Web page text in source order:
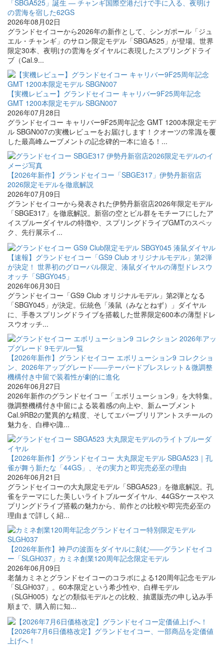
「SBGA525」誕生 ― チャンギ国際空港だけで手に入る、夜明け
の雲海を宿した62GS
2026年08月02日
グランドセイコーから2026年の新作として、シンガポール「ジュ
エル・チャンギ」のサロン限定モデル「SBGA525」が登場。世界
限定30本、夜明けの雲海をダイヤルに表現したスプリングドライ
ブ（Cal.9...
【実機レビュー】グランドセイコー キャリバー9F25周年記念
GMT 1200本限定モデル SBGN007
2026年07月28日
グランドセイコー キャリバー9F25周年記念 GMT 1200本限定モデ
ル SBGN007の実機レビューをお届けします！クオーツの常識を覆
した最高峰ムーブメントの記念碑的一本に迫る！...
【2026年新作】グランドセイコー「SBGE317」伊勢丹新宿店
2026限定モデルを徹底解説
2026年07月09日
グランドセイコーから発表された伊勢丹新宿店2026年限定モデル
「SBGE317」を徹底解説。新宿の空とビル群をモチーフにしたア
イスブルーダイヤルの特徴や、スプリングドライブGMTのスペッ
ク、先行展示イ...
【速報】グランドセイコー「GS9 Club オリジナルモデル」第2弾
が決定！ 世界初のグローバル限定、湊鼠ダイヤルの薄型ドレスウ
オッチ「SBGY045」
2026年06月30日
グランドセイコー「GS9 Club オリジナルモデル」第2弾となる
「SBGY045」が決定。伝統色「湊鼠（みなとねず）」ダイヤル
に、手巻スプリングドライブを搭載した世界限定600本の薄型ドレ
スウオッチ...
【2026年新作】グランドセイコー エボリューション9 コレクショ
ン、2026年アップグレード――テーパードブレスレット＆微調整
機構付き中留で装着性が劇的に進化
2026年06月27日
2026年新作のグランドセイコー「エボリューション9」を大特集。
微調整機構付き中留による装着感の向上や、新ムーブメント
Cal.9RB2の驚異的な精度、そしてエバーブリリアントスチールの
魅力を、白樺や諏...
【2026年新作】グランドセイコー 大丸限定モデル SBGA523｜孔
雀が舞う新たな「44GS」、その実力と即完売必至の理由
2026年06月21日
グランドセイコーの大丸限定モデル「SBGA523」を徹底解説。孔
雀をテーマにした美しいライトブルーダイヤル、44GSケースやス
プリングドライブ搭載の魅力から、前作との比較や即完売必至の
理由まで詳しく紹...
【2026年新作】神戸の波面をダイヤルに刻む――グランドセイコ
ー「SLGH037」カミネ創業120周年記念限定モデル
2026年06月09日
老舗カミネとグランドセイコーのコラボによる120周年記念モデル
「SLGH037」。60本限定という希少性や、白樺モデル
（SLGH005）などの類似モデルとの比較、抽選販売の申し込み手
順まで、購入前に知...
【2026年7月6日価格改定】グランドセイコー、一部商品を定価値
上げへ！